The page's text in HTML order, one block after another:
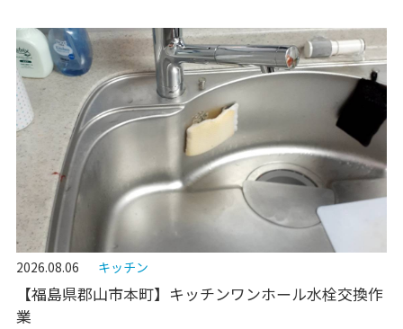
2026.08.06 キッチン
【福島県郡山市本町】キッチンワンホール水栓交換作
業